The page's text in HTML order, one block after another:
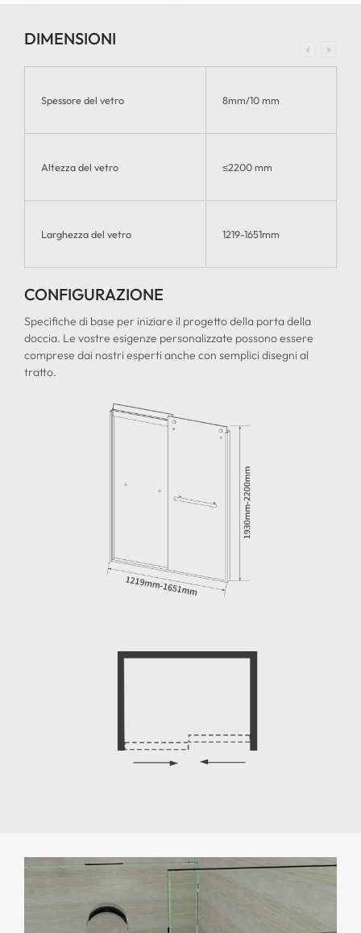
DIMENSIONI
Spessore del vetro 8mm/10 mm
Altezza del vetro ≤2200 mm
Larghezza del vetro 1219-1651mm
CONFIGURAZIONE
Specifiche di base per iniziare il progetto della porta della
doccia. Le vostre esigenze personalizzate possono essere
comprese dai nostri esperti anche con semplici disegni al
tratto.
Canale U